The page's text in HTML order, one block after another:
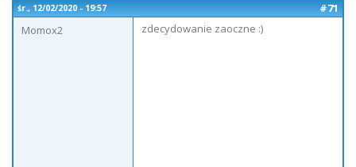
śr., 12/02/2020 - 19:57
#71
Momox2
zdecydowanie zaoczne :)